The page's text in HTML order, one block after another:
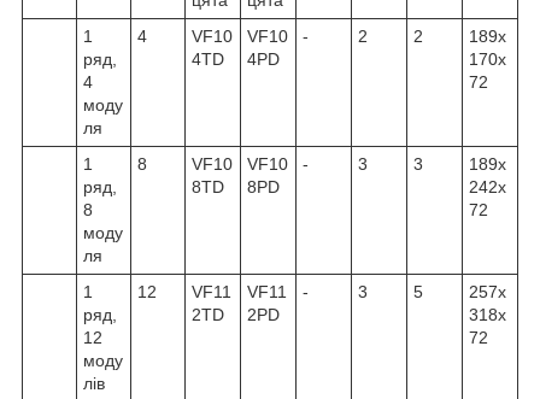
1
ряд,
4
моду
ля
4
VF10
4TD
VF10
4PD
- 2 2
189x
170x
72
1
ряд,
8
моду
ля
8
VF10
8TD
VF10
8PD
- 3 3
189x
242x
72
1
ряд,
12
моду
лів
12
VF11
2TD
VF11
2PD
- 3 5
257x
318x
72